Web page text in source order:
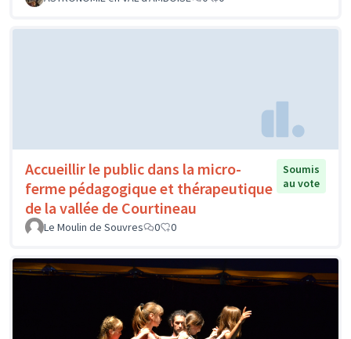
Accueillir le public dans la micro-
ferme pédagogique et thérapeutique
de la vallée de Courtineau
Soumis
au vote
Le Moulin de Souvres 0 0